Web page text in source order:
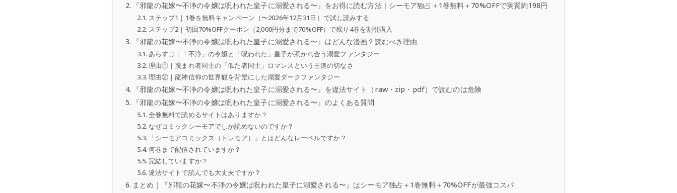
『邪龍の花嫁〜不浄の令嬢は呪われた皇子に溺愛される〜』をお得に読む方法｜シーモア独占＋1巻無料＋70%OFFで実質約198円
ステップ1｜1巻を無料キャンペーン（〜2026年12月31日）で試し読みする
ステップ2｜初回70%OFFクーポン（2,000円分まで70%OFF）で残り4巻を割引購入
『邪龍の花嫁〜不浄の令嬢は呪われた皇子に溺愛される〜』はどんな漫画？読むべき理由
あらすじ｜「不浄」の令嬢と「呪われた」皇子が惹かれ合う溺愛ファンタジー
理由①｜蔑まれ者同士の「似た者同士」ロマンスという王道の切なさ
理由②｜龍神信仰の世界観を背景にした溺愛ダークファンタジー
『邪龍の花嫁〜不浄の令嬢は呪われた皇子に溺愛される〜』を違法サイト（raw・zip・pdf）で読むのは危険
『邪龍の花嫁〜不浄の令嬢は呪われた皇子に溺愛される〜』のよくある質問
全巻無料で読めるサイトはありますか？
なぜコミックシーモアでしか読めないのですか？
「シーモアコミックス（トレモア）」とはどんなレーベルですか？
何巻まで配信されていますか？
完結していますか？
違法サイトで読んでも大丈夫ですか？
まとめ｜『邪龍の花嫁〜不浄の令嬢は呪われた皇子に溺愛される〜』はシーモア独占＋1巻無料＋70%OFFが最強コスパ